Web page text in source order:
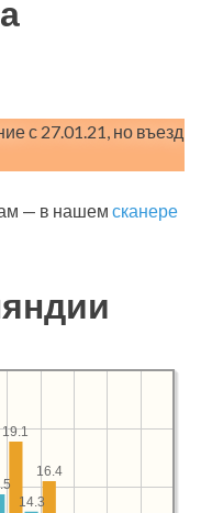
с 27.01.21, но въезд
— в нашем сканере